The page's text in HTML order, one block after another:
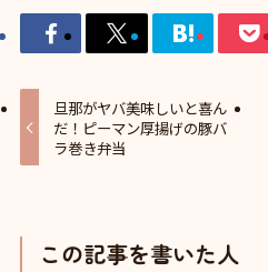
旦那がヤバ美味しいと喜ん
だ！ピーマン厚揚げの豚バ
ラ巻き弁当
この記事を書いた人